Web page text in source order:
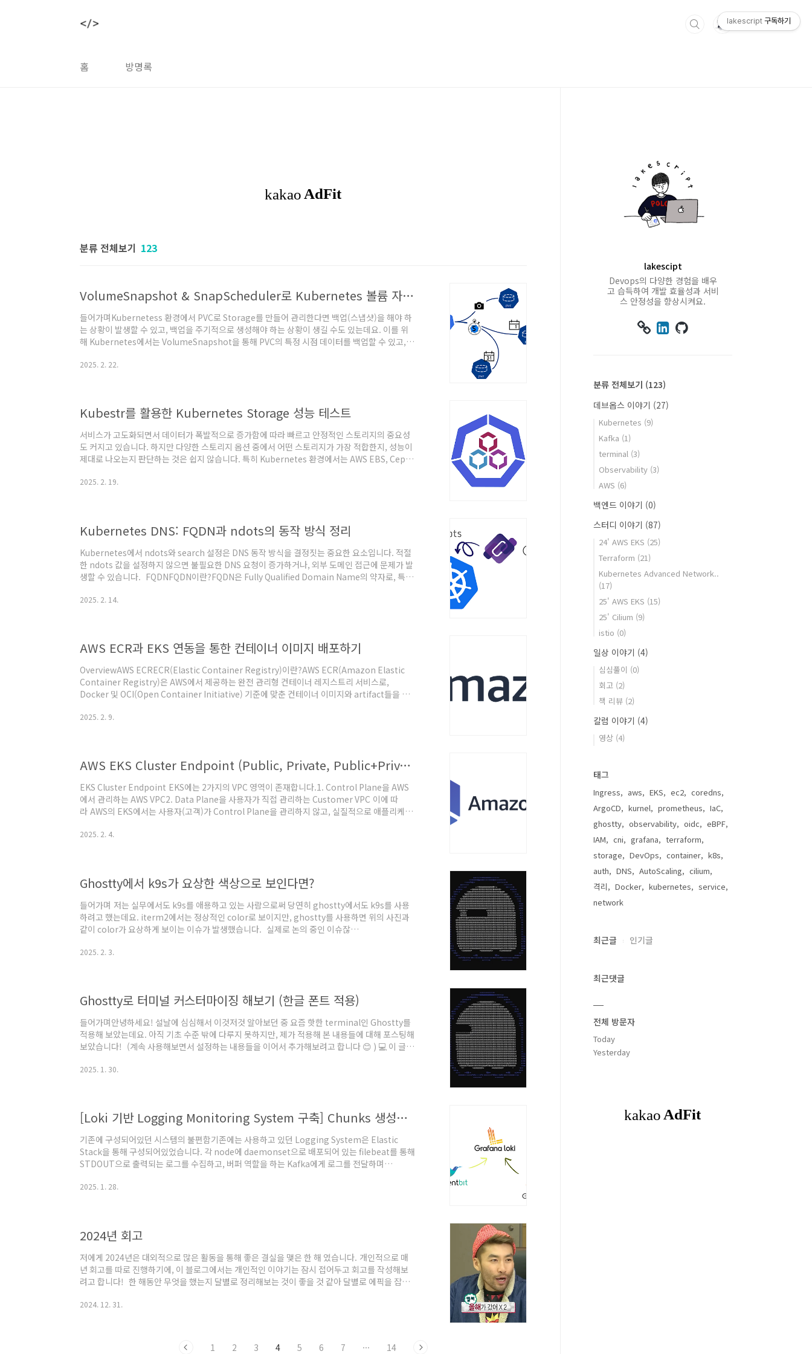
홈 방명록
분류 전체보기 123
VolumeSnapshot & SnapScheduler로 Kubernetes 볼륨 자동 백업하기
들어가며Kubernetess 환경에서 PVC로 Storage를 만들어 관리한다면 백업(스냅샷)을 해야 하
는 상황이 발생할 수 있고, 백업을 주기적으로 생성해야 하는 상황이 생길 수도 있는데요. 이를 위
해 Kubernetes에서는 VolumeSnapshot을 통해 PVC의 특정 시점 데이터를 백업할 수 있고,
다. VolumeSnapshotVolumeSnapshot은 Kubernetes에서
2025. 2. 22.
Kubestr를 활용한 Kubernetes Storage 성능 테스트
서비스가 고도화되면서 데이터가 폭발적으로 증가함에 따라 빠르고 안정적인 스토리지의 중요성
도 커지고 있습니다. 하지만 다양한 스토리지 옵션 중에서 어떤 스토리지가 가장 적합한지, 성능이
제대로 나오는지 판단하는 것은 쉽지 않습니다. 특히 Kubernetes 환경에서는 AWS EBS, Ceph,
성능을 제공하는지 확인하는 것이 중요합니다. 이번 글에서는 스토리지 개념과 주요 성능 지표, 그
2025. 2. 19.
Kubernetes DNS: FQDN과 ndots의 동작 방식 정리
Kubernetes에서 ndots와 search 설정은 DNS 동작 방식을 결정짓는 중요한 요소입니다. 적절
한 ndots 값을 설정하지 않으면 불필요한 DNS 요청이 증가하거나, 외부 도메인 접근에 문제가 발
생할 수 있습니다. FQDNFQDN이란?FQDN은 Fully Qualified Domain Name의 약자로, 특정
특히, 호스트 이름과 도메인 이름이 결합된 형태로 네트워크 내에서 충돌 없이 특정 호스트를 고유
2025. 2. 14.
AWS ECR과 EKS 연동을 통한 컨테이너 이미지 배포하기
OverviewAWS ECRECR(Elastic Container Registry)이란?AWS ECR(Amazon Elastic
Container Registry)은 AWS에서 제공하는 완전 관리형 컨테이너 레지스트리 서비스로,
Docker 및 OCI(Open Container Initiative) 기준에 맞춘 컨테이너 이미지와 artifact들을 안
Registrypublic.ecr.aws//:위와 같은 URL 형식을 가지며, 생성된 public 레지스트리는
2025. 2. 9.
AWS EKS Cluster Endpoint (Public, Private, Public+Private)
EKS Cluster Endpoint EKS에는 2가지의 VPC 영역이 존재합니다.1. Control Plane을 AWS
에서 관리하는 AWS VPC2. Data Plane을 사용자가 직접 관리하는 Customer VPC 이에 따
라 AWS의 EKS에서는 사용자(고객)가 Control Plane을 관리하지 않고, 실질적으로 애플리케이
다. 이때, EKS 클러스터에 접근하기 위한 Cluster Endpoint에는 이래의 3종류가 존재합니
2025. 2. 4.
Ghostty에서 k9s가 요상한 색상으로 보인다면?
들어가며 저는 실무에서도 k9s를 애용하고 있는 사람으로써 당연히 ghostty에서도 k9s를 사용
하려고 했는데요. iterm2에서는 정상적인 color로 보이지만, ghostty를 사용하면 위의 사진과
같이 color가 요상하게 보이는 이슈가 발생했습니다. 실제로 논의 중인 이슈잖
#3049 · derailed/k9sDescribe the bug Wrong colors in ghostty. I set the
2025. 2. 3.
Ghostty로 터미널 커스터마이징 해보기 (한글 폰트 적용)
들어가며안녕하세요! 설날에 심심해서 이것저것 알아보던 중 요즘 핫한 terminal인 Ghostty를
적용해 보았는데요. 아직 기초 수준 밖에 다루지 못하지만, 제가 적용해 본 내용들에 대해 포스팅해
보았습니다! (계속 사용해보면서 설정하는 내용들을 이어서 추가해보려고 합니다 😊 ) 💻 이 글은
feature-rich, and cross-platform terminal emulator that uses platform-native UI
2025. 1. 30.
[Loki 기반 Logging Monitoring System 구축] Chunks 생성과 Flush 동작 구조
기존에 구성되어있던 시스템의 불편함기존에는 사용하고 있던 Logging System은 Elastic
Stack을 통해 구성되어있었습니다. 각 node에 daemonset으로 배포되어 있는 filebeat를 통해
STDOUT으로 출력되는 로그를 수집하고, 버퍼 역할을 하는 Kafka에게 로그를 전달하며
니다. 하지만 elasticsearch에는 큰 단점으로 느꼈던 점은 사전에 index를 꼭 설정해줘야 한다
2025. 1. 28.
2024년 회고
저에게 2024년은 대외적으로 많은 활동을 통해 좋은 결실을 맺은 한 해 였습니다. 개인적으로 매
년 회고를 따로 진행하기에, 이 블로그에서는 개인적인 이야기는 잠시 접어두고 회고를 작성해보
려고 합니다! 한 해동안 무엇을 했는지 달별로 정리해보는 것이 좋을 것 같아 달별로 에픽을 잡아
검증 받고, 더 공부해보자는 생각에 CKA, CKAD 공부를 시작했습니다. 불합격을 정말 많이했지만
2024. 12. 31.
1 2 3 4 5 6 7 ··· 14
lakescipt
Devops의 다양한 경험을 배우
고 습득하여 개발 효율성과 서비
스 안정성을 향상시켜요.
  
분류 전체보기 (123)
데브옵스 이야기 (27)
Kubernetes (9)
Kafka (1)
terminal (3)
Observability (3)
AWS (6)
백엔드 이야기 (0)
스터디 이야기 (87)
24' AWS EKS (25)
Terraform (21)
Kubernetes Advanced Network..
(17)
25' AWS EKS (15)
25' Cilium (9)
istio (0)
일상 이야기 (4)
심심풀이 (0)
회고 (2)
책 리뷰 (2)
칼럼 이야기 (4)
영상 (4)
태그
Ingress aws EKS ec2
coredns
ArgoCD
kurnel prometheus
IaC
ghostty
observability oidc
eBPF
IAM
cni grafana
terraform
storage
DevOps container
k8s
auth
DNS AutoScaling
cilium
격리
Docker kubernetes
service
network
최근글 인기글
최근댓글
전체 방문자
Today
Yesterday
lakescript 구독하기